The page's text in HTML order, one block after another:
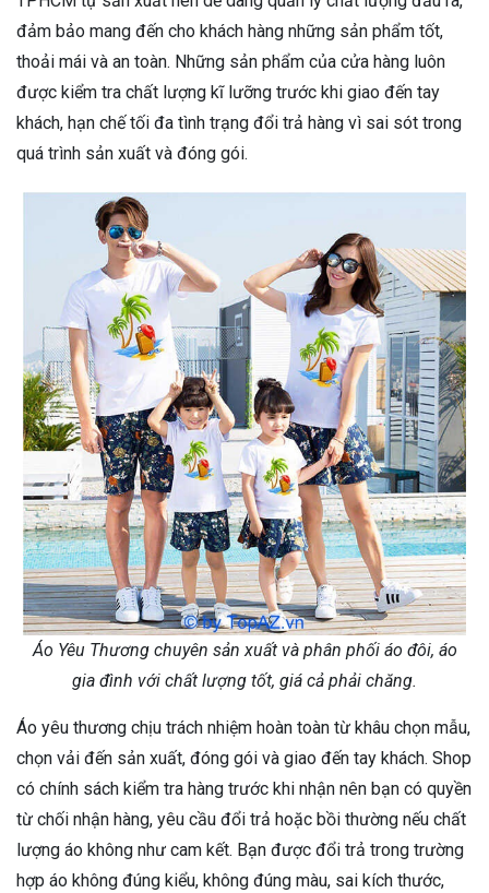
đảm bảo mang đến cho khách hàng những sản phẩm tốt,
thoải mái và an toàn. Những sản phẩm của cửa hàng luôn
được kiểm tra chất lượng kĩ lưỡng trước khi giao đến tay
khách, hạn chế tối đa tình trạng đổi trả hàng vì sai sót trong
quá trình sản xuất và đóng gói.
Áo Yêu Thương chuyên sản xuất và phân phối áo đôi, áo
gia đình với chất lượng tốt, giá cả phải chăng.
Áo yêu thương chịu trách nhiệm hoàn toàn từ khâu chọn mẫu,
chọn vải đến sản xuất, đóng gói và giao đến tay khách. Shop
có chính sách kiểm tra hàng trước khi nhận nên bạn có quyền
từ chối nhận hàng, yêu cầu đổi trả hoặc bồi thường nếu chất
lượng áo không như cam kết. Bạn được đổi trả trong trường
hợp áo không đúng kiểu, không đúng màu, sai kích thước,